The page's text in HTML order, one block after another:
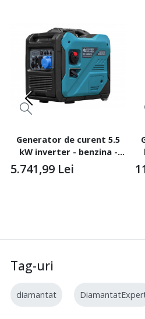
Generator de curent 5.5
kW inverter - benzina -
insonorizat - Konner &
Sohnen - KS-6000iE-S-ATSR
5.741,99 Lei
Tag-uri
diamantat